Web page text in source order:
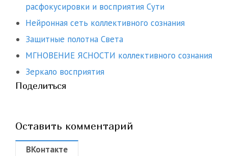
расфокусировки и восприятия Сути
Нейронная сеть коллективного сознания
Защитные полотна Света
МГНОВЕНИЕ ЯСНОСТИ коллективного сознания
Зеркало восприятия
Поделиться
Оставить комментарий
ВКонтакте